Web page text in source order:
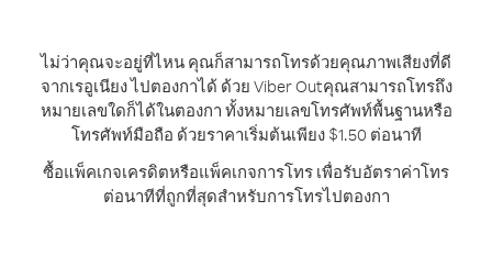
ไม่ว่าคุณจะอยู่ที่ไหน คุณก็สามารถโทรด้วยคุณภาพเสียงที่ดี
จากเรอูเนียง ไปตองกาได้ ด้วย Viber Outคุณสามารถโทรถึง
หมายเลขใดก็ได้ในตองกา ทั้งหมายเลขโทรศัพท์พื้นฐานหรือ
โทรศัพท์มือถือ ด้วยราคาเริ่มต้นเพียง $1.50 ต่อนาที
ซื้อแพ็คเกจเครดิตหรือแพ็คเกจการโทร เพื่อรับอัตราค่าโทร
ต่อนาทีที่ถูกที่สุดสำหรับการโทรไปตองกา